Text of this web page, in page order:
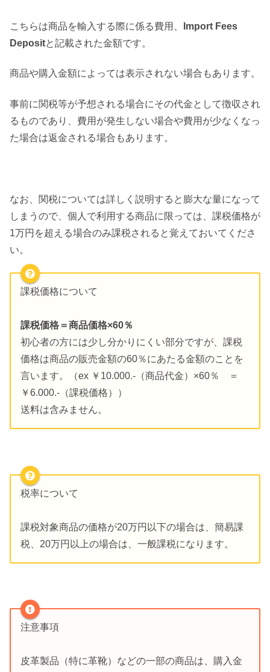
こちらは商品を輸入する際に係る費用、
Import Fees
Depositと記載された金額です。
商品や購入金額によっては表示されない場合もあります。
事前に関税等が予想される場合にその代金として徴収され
るものであり、費用が発生しない場合や費用が少なくなっ
た場合は返金される場合もあります。
なお、関税については詳しく説明すると膨大な量になって
しまうので、個人で利用する商品に限っては、課税価格が
1万円を超える場合のみ課税されると覚えておいてくださ
い。
課税価格について
課税価格＝商品価格×60％
初心者の方には少し分かりにくい部分ですが、課税
価格は商品の販売金額の60％にあたる金額のことを
言います。（ex ￥10.000.-（商品代金）×60％ ＝
￥6.000.-（課税価格））
送料は含みません。
税率について
課税対象商品の価格が20万円以下の場合は、簡易課
税、20万円以上の場合は、一般課税になります。
注意事項
皮革製品（特に革靴）などの一部の商品は、購入金